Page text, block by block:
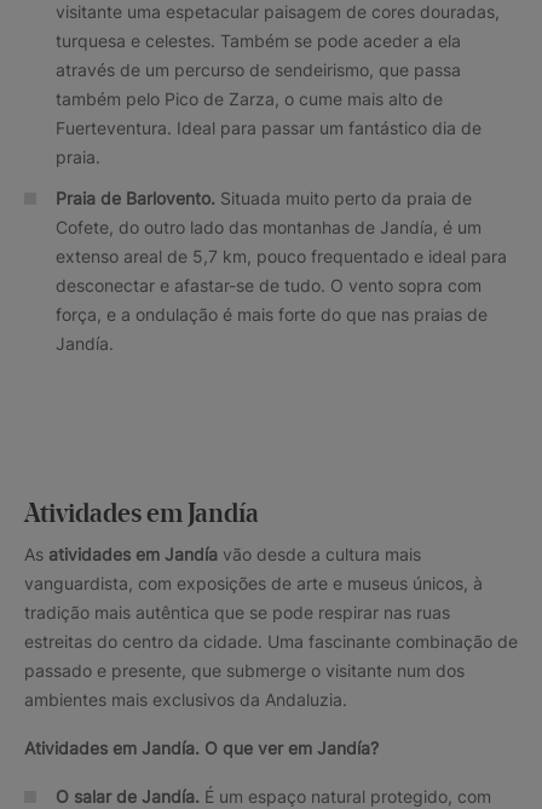
visitante uma espetacular paisagem de cores douradas,
turquesa e celestes. Também se pode aceder a ela
através de um percurso de sendeirismo, que passa
também pelo Pico de Zarza, o cume mais alto de
Fuerteventura. Ideal para passar um fantástico dia de
praia.
Praia de Barlovento. Situada muito perto da praia de
Cofete, do outro lado das montanhas de Jandía, é um
extenso areal de 5,7 km, pouco frequentado e ideal para
desconectar e afastar-se de tudo. O vento sopra com
força, e a ondulação é mais forte do que nas praias de
Jandía.
Atividades em Jandía
As atividades em Jandía vão desde a cultura mais
vanguardista, com exposições de arte e museus únicos, à
tradição mais autêntica que se pode respirar nas ruas
estreitas do centro da cidade. Uma fascinante combinação de
passado e presente, que submerge o visitante num dos
ambientes mais exclusivos da Andaluzia.
Atividades em Jandía. O que ver em Jandía?
O salar de Jandía. É um espaço natural protegido, com